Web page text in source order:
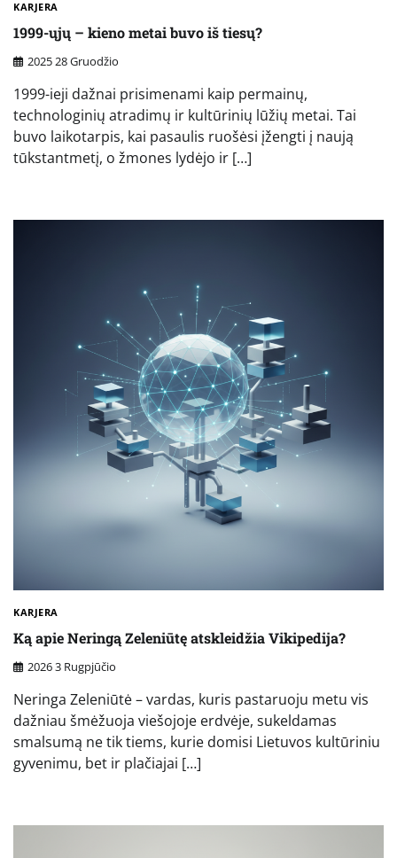
KARJERA
1999-ųjų – kieno metai buvo iš tiesų?
2025 28 Gruodžio
1999-ieji dažnai prisimenami kaip permainų,
technologinių atradimų ir kultūrinių lūžių metai. Tai
buvo laikotarpis, kai pasaulis ruošėsi įžengti į naują
tūkstantmetį, o žmones lydėjo ir […]
KARJERA
Ką apie Neringą Zeleniūtę atskleidžia Vikipedija?
2026 3 Rugpjūčio
Neringa Zeleniūtė – vardas, kuris pastaruoju metu vis
dažniau šmėžuoja viešojoje erdvėje, sukeldamas
smalsumą ne tik tiems, kurie domisi Lietuvos kultūriniu
gyvenimu, bet ir plačiajai […]